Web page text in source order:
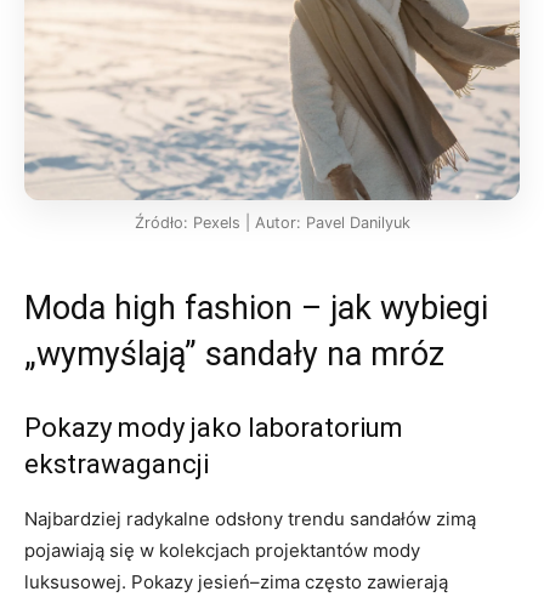
Źródło: Pexels | Autor: Pavel Danilyuk
Moda high fashion – jak wybiegi
„wymyślają” sandały na mróz
Pokazy mody jako laboratorium
ekstrawagancji
Najbardziej radykalne odsłony trendu sandałów zimą
pojawiają się w kolekcjach projektantów mody
luksusowej. Pokazy jesień–zima często zawierają